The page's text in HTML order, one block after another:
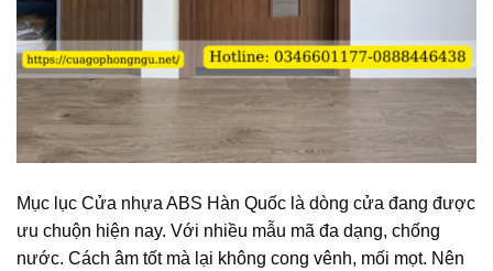
Mục lục Cửa nhựa ABS Hàn Quốc là dòng cửa đang được
ưu chuộn hiện nay. Với nhiều mẫu mã đa dạng, chống
nước. Cách âm tốt mà lại không cong vênh, mối mọt. Nên